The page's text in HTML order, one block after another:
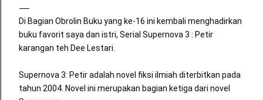
Di Bagian Obrolin Buku yang ke-16 ini kembali menghadirkan
buku favorit saya dan istri, Serial Supernova 3 : Petir
karangan teh Dee Lestari.
Supernova 3: Petir adalah novel fiksi ilmiah diterbitkan pada
tahun 2004. Novel ini merupakan bagian ketiga dari novel